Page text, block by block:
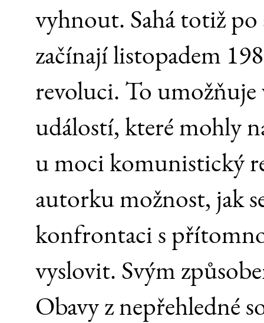
vyhnout. Sahá totiž
začínají listopadem
revoluci. To
událostí, které mohly
u moci komunistický
autorku možnost, jak
konfrontaci s
vyslovit. Svým
Obavy z nepřehledné